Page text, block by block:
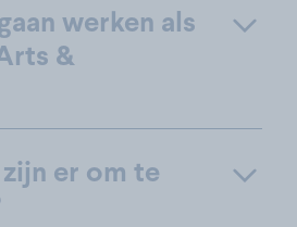
werken als
&
er om te